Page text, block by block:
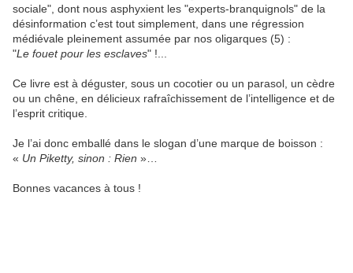
sociale", dont nous asphyxient les "experts-branquignols" de la
désinformation c’est tout simplement, dans une régression
médiévale pleinement assumée par nos oligarques (5) :
"Le fouet pour les esclaves" !...
Ce livre est à déguster, sous un cocotier ou un parasol, un cèdre
ou un chêne, en délicieux rafraîchissement de l’intelligence et de
l’esprit critique.
Je l’ai donc emballé dans le slogan d’une marque de boisson :
« Un Piketty, sinon : Rien »…
Bonnes vacances à tous !